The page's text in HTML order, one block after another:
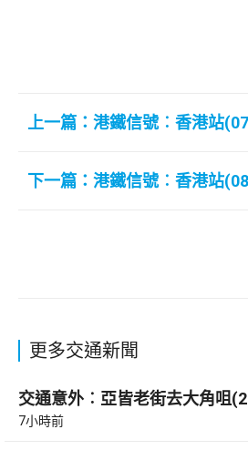
上一篇：港鐵信號︰香港站
下一篇：港鐵信號︰香港站
更多交通新聞
交通意外︰亞皆老街去大角咀
7小時前